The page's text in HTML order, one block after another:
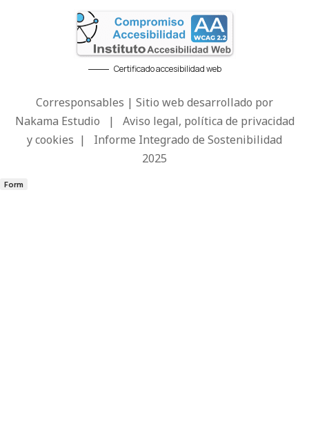
Certificado accesibilidad web
Corresponsables | Sitio web desarrollado por
Nakama Estudio | Aviso legal, política de privacidad
y cookies | Informe Integrado de Sostenibilidad
2025
Form